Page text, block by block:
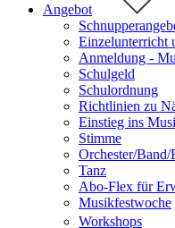
Angebot
Einzelunterricht
Anmeldung -
Schulgeld
Schulordnung
Richtlinien zu
Einstieg ins
Stimme
Orchester/
Tanz
Abo-Flex für
Musikfestwoche
Workshops